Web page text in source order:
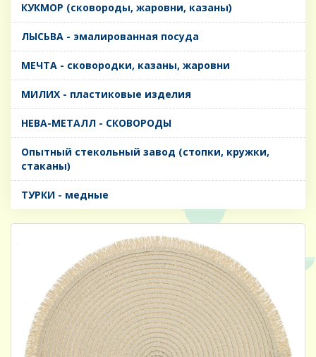
КУКМОР (сковороды, жаровни, казаны)
ЛЫСЬВА - эмалированная посуда
МЕЧТА - сковородки, казаны, жаровни
МИЛИХ - пластиковые изделия
НЕВА-МЕТАЛЛ - СКОВОРОДЫ
Опытный стекольный завод (стопки, кружки,
стаканы)
ТУРКИ - медные